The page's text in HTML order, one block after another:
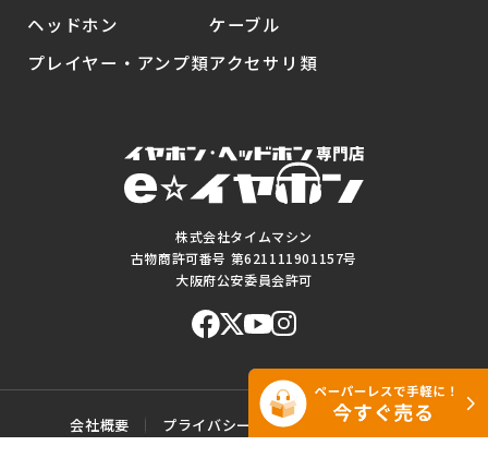
株式会社タイムマシン
古物商許可番号 第621111901157号
大阪府公安委員会許可
ヘッドホン
プレイヤー・アンプ類
ケーブル
アクセサリ類
会社概要 プライバシーポリシー
ご利用規約